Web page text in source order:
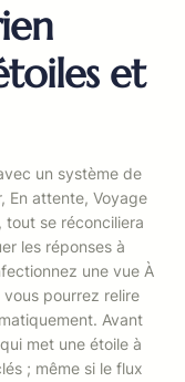
et
un système de
En attente, Voyage
tout se réconciliera
les réponses à
une vue À
vous pourrez relire
Avant
met une étoile à
; même si le flux